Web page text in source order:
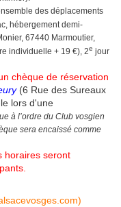
des déplacements
hébergement demi-
67440 Marmoutier,
individuelle + 19 €), 2e jour
chèque de réservation
(6 Rue des Sureaux
lors d'une
à l’ordre du Club vosgien
sera encaissé comme
horaires seront